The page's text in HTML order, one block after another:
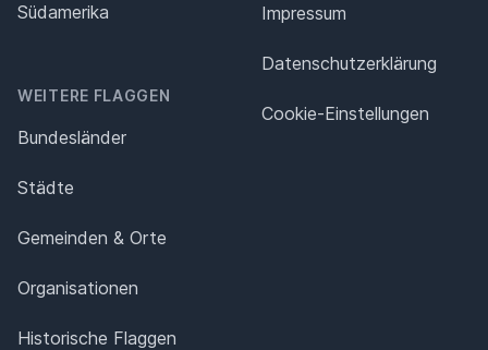
Südamerika
WEITERE FLAGGEN
Bundesländer
Städte
Gemeinden & Orte
Organisationen
Historische Flaggen
Impressum
Datenschutz­erklärung
Cookie-Einstellungen